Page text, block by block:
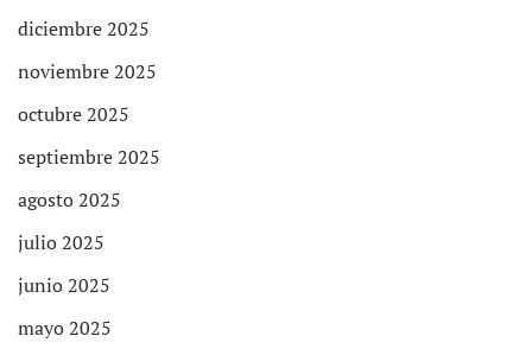
diciembre 2025
noviembre 2025
octubre 2025
septiembre 2025
agosto 2025
julio 2025
junio 2025
mayo 2025